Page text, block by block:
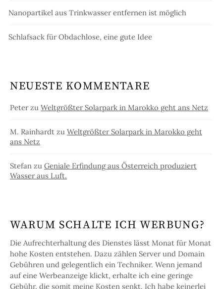
Nanopartikel aus Trinkwasser entfernen ist möglich
Schlafsack für Obdachlose, eine gute Idee
NEUESTE KOMMENTARE
Peterzu Weltgrößter Solarpark in Marokko geht ans Netz
M. Rainhardt zu Weltgrößter Solarpark in Marokko geht
ans Netz
Stefan zu Geniale Erfindung aus Österreich produziert
Wasser aus Luft.
WARUM SCHALTE ICH WERBUNG?
Die Aufrechterhaltung des Dienstes lässt Monat für Monat
hohe Kosten entstehen. Dazu zählen Server und Domain
Gebühren und gelegentlich ein Techniker. Wenn jemand
auf eine Werbeanzeige klickt, erhalte ich eine geringe
Gebühr, die somit meine Kosten senkt. Ich habe keinerlei